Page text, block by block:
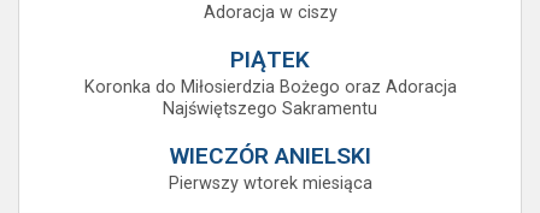
Adoracja w ciszy
PIĄTEK
Koronka do Miłosierdzia Bożego oraz Adoracja
Najświętszego Sakramentu
WIECZÓR ANIELSKI
Pierwszy wtorek miesiąca